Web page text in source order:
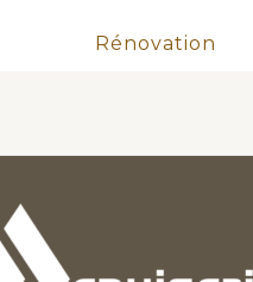
Rénovation